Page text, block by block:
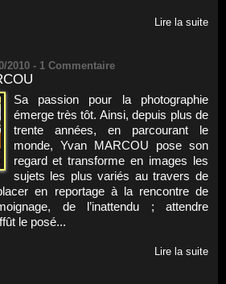
Lire la suite
2010 - 1 Commentaire
Sa passion pour la photographie
émerge très tôt. Ainsi, depuis plus de
trente années, en parcourant le
monde, Yvan MARCOU pose son
regard et transforme en images les
sujets les plus variés au travers de
en reportage à la rencontre de
de l’inattendu ; attendre
le posé...
Lire la suite